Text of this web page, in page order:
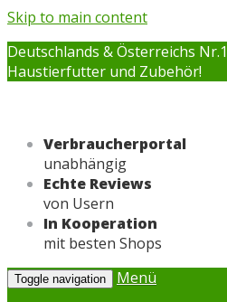
Skip to main content
Deutschlands & Österreichs
Haustierfutter und Zubehör!
Verbraucherportal
unabhängig
Echte Reviews
von Usern
In Kooperation
mit besten Shops
Toggle navigation
Menü